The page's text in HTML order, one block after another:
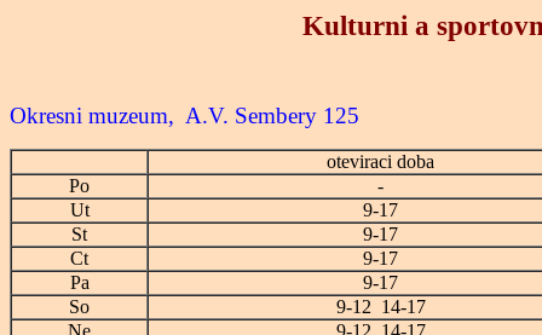
Kulturni a
Okresni muzeum, A.V. Sembery 125
oteviraci doba
Po
-
Ut
9-17
St
9-17
Ct
9-17
Pa
9-17
So
9-12 14-17
Ne
9-12 14-17